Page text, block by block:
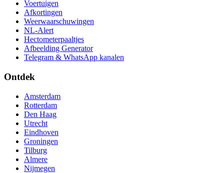
Voertuigen
Afkortingen
Weerwaarschuwingen
NL-Alert
Hectometerpaaltjes
Afbeelding Generator
Telegram & WhatsApp kanalen
Ontdek
Amsterdam
Rotterdam
Den Haag
Utrecht
Eindhoven
Groningen
Tilburg
Almere
Nijmegen